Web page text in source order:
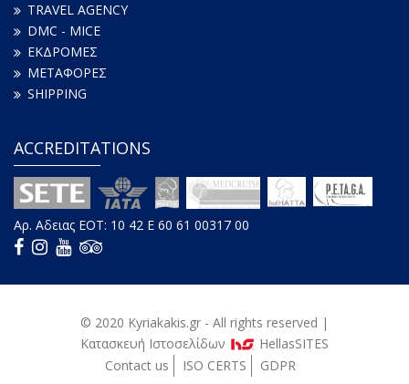
TRAVEL AGENCY
DMC - MICE
ΕΚΔΡΟΜΕΣ
ΜΕΤΑΦΟΡΕΣ
SHIPPING
ACCREDITATIONS
Αρ. Aδειας ΕΟΤ: 10 42 E 60 61 00317 00
© 2020 Kyriakakis.gr - All rights reserved |
Κατασκευή Iστοσελίδων
HellasSITES
Contact us
ISO CERTS GDPR